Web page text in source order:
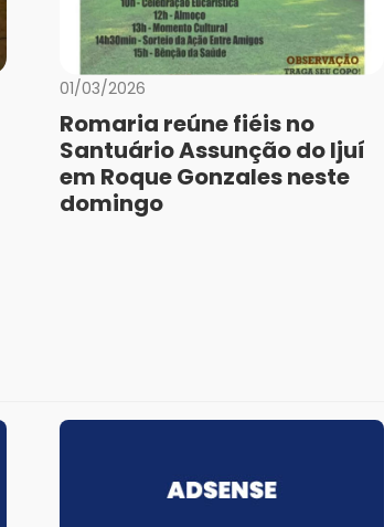
01/03/2026
Romaria reúne fiéis no
Santuário Assunção do Ijuí
em Roque Gonzales neste
domingo